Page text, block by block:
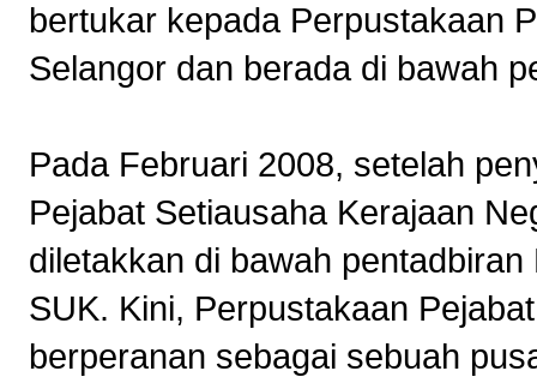
bertukar kepada Perpustakaan
Selangor dan berada di bawah
Pada Februari 2008, setelah
Pejabat Setiausaha Kerajaan
diletakkan di bawah
SUK. Kini, Perpustakaan
berperanan sebagai sebuah